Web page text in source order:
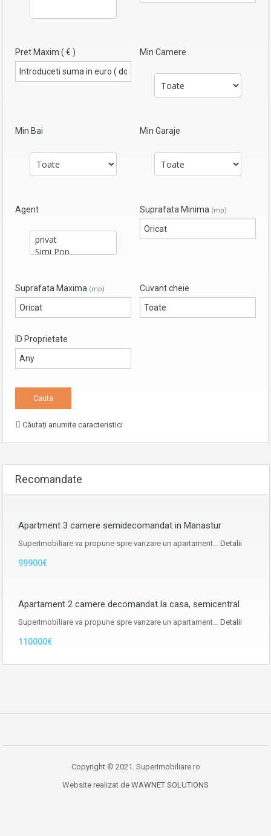
Pret Maxim ( € ) Min Camere
Min Bai Min Garaje
Agent Suprafata Minima (mp)
Suprafata Maxima (mp) Cuvant cheie
ID Proprietate
Căutați anumite caracteristici
Recomandate
Apartment 3 camere semidecomandat in Manastur
SuperImobiliare va propune spre vanzare un apartament… Detalii
99900€
Apartament 2 camere decomandat la casa, semicentral
SuperImobiliare va propune spre vanzare un apartament… Detalii
110000€
Copyright © 2021. SuperImobiliare.ro
Website realizat de WAWNET SOLUTIONS